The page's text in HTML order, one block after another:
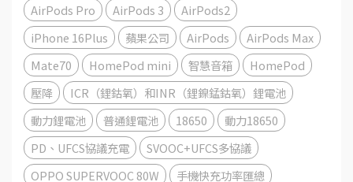
AirPods Pro
AirPods 3
AirPods2
iPhone 16Plus
蘋果公司 AirPods
AirPods Max
Mate70
HomePod mini 智慧音箱
HomePod
壓降
ICR（鋰鈷氧）和INR（鋰鎳錳鈷氧）鋰電池
動力鋰電池
普通鋰電池 18650
動力18650
PD、UFCS協議充電
SVOOC+UFCS多協議
OPPO SUPERVOOC 80W
手機快充功率匯總